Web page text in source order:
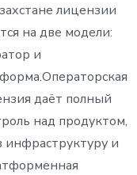
лицензии
на две модели:
и
даёт полный
над продуктом,
и